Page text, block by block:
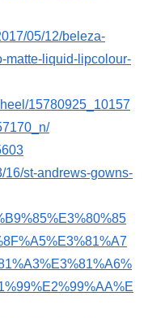
05/12/beleza-
matte-liquid-lipcolour-
15780925_10157
16/st-andrews-gowns-